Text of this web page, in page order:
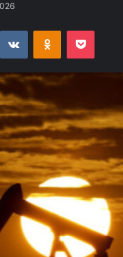
VKontakteOdnoklassniki
Pocket